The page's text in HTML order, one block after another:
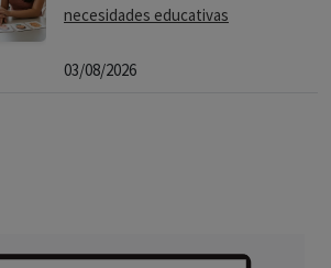
necesidades educativas
03/08/2026